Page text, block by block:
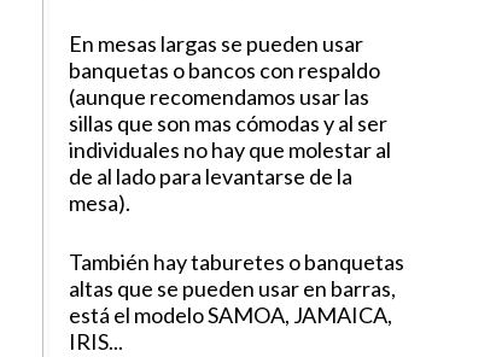
En mesas largas se pueden usar
banquetas o bancos con respaldo
(aunque recomendamos usar las
sillas que son mas cómodas y al ser
individuales no hay que molestar al
de al lado para levantarse de la
mesa).
También hay taburetes o banquetas
altas que se pueden usar en barras,
está el modelo SAMOA, JAMAICA,
IRIS...